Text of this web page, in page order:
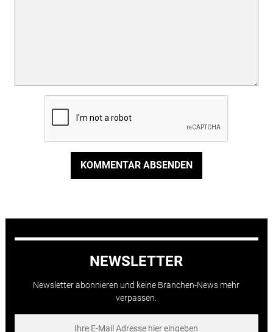
KOMMENTAR ABSENDEN
NEWSLETTER
Newsletter abonnieren und keine Branchen-News mehr
verpassen.